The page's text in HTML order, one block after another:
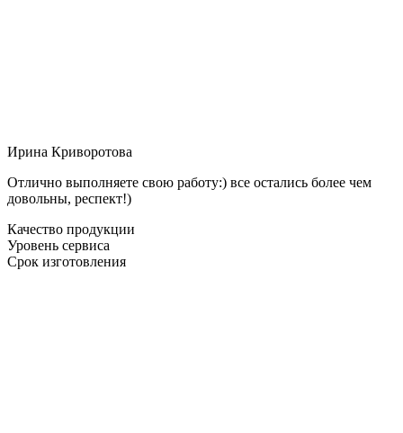
Ирина Криворотова
Отлично выполняете свою работу:) все остались более чем
довольны, респект!)
Качество продукции
Уровень сервиса
Срок изготовления